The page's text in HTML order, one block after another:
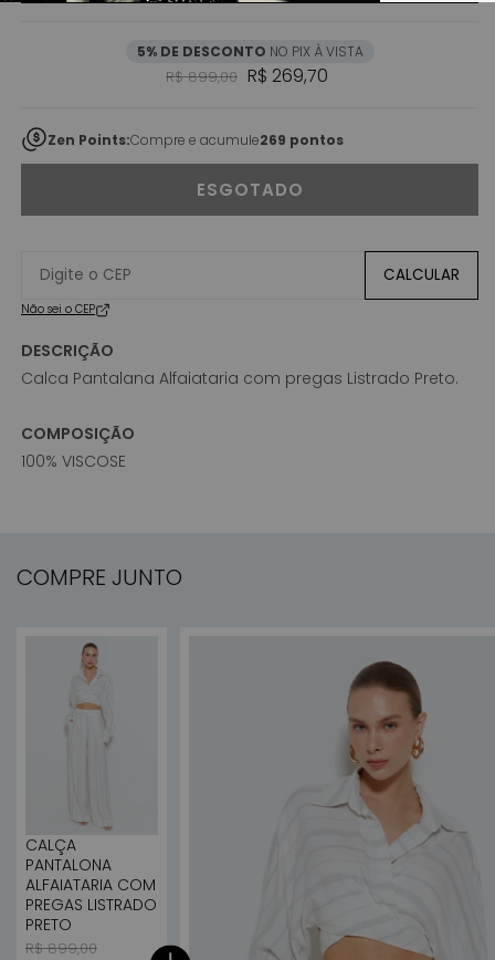
5% DE DESCONTO NO PIX À VISTA
Preço normal
R$ 899,00 Preço promocional
R$ 269,70
Zen Points:Compre e acumule269 pontos
ESGOTADO
CALCULAR
Não sei o CEP
DESCRIÇÃO
Calca Pantalana Alfaiataria com pregas Listrado Preto.
COMPOSIÇÃO
100% VISCOSE
COMPRE JUNTO
CALÇA
PANTALONA
ALFAIATARIA COM
PREGAS LISTRADO
PRETO
Preço normal
R$ 899,00
Preço promocional